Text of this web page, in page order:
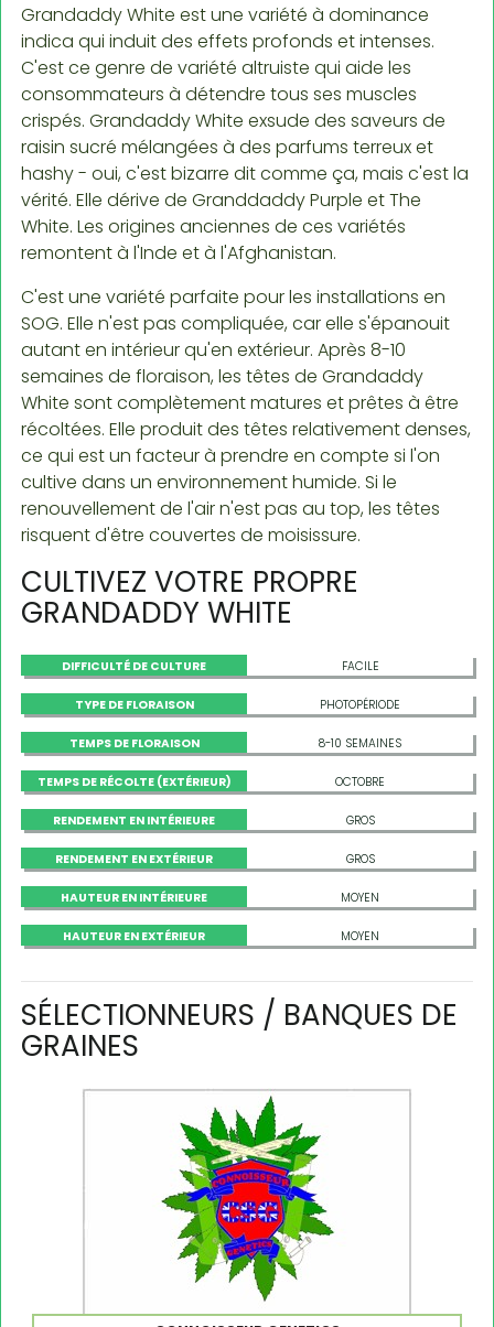
Grandaddy White est une variété à dominance
indica qui induit des effets profonds et intenses.
C'est ce genre de variété altruiste qui aide les
consommateurs à détendre tous ses muscles
crispés. Grandaddy White exsude des saveurs de
raisin sucré mélangées à des parfums terreux et
hashy - oui, c'est bizarre dit comme ça, mais c'est la
vérité. Elle dérive de Granddaddy Purple et The
White. Les origines anciennes de ces variétés
remontent à l'Inde et à l'Afghanistan.
C'est une variété parfaite pour les installations en
SOG. Elle n'est pas compliquée, car elle s'épanouit
autant en intérieur qu'en extérieur. Après 8-10
semaines de floraison, les têtes de Grandaddy
White sont complètement matures et prêtes à être
récoltées. Elle produit des têtes relativement denses,
ce qui est un facteur à prendre en compte si l'on
cultive dans un environnement humide. Si le
renouvellement de l'air n'est pas au top, les têtes
risquent d'être couvertes de moisissure.
CULTIVEZ VOTRE PROPRE
GRANDADDY WHITE
DIFFICULTÉ DE CULTURE FACILE
TYPE DE FLORAISON PHOTOPÉRIODE
TEMPS DE FLORAISON 8-10 SEMAINES
TEMPS DE RÉCOLTE (EXTÉRIEUR) OCTOBRE
RENDEMENT EN INTÉRIEURE GROS
RENDEMENT EN EXTÉRIEUR GROS
HAUTEUR EN INTÉRIEURE MOYEN
HAUTEUR EN EXTÉRIEUR MOYEN
SÉLECTIONNEURS / BANQUES DE
GRAINES